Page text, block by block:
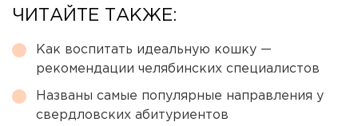
ЧИТАЙТЕ ТАКЖЕ:
Как воспитать идеальную кошку —
рекомендации челябинских специалистов
Названы самые популярные направления у
свердловских абитуриентов